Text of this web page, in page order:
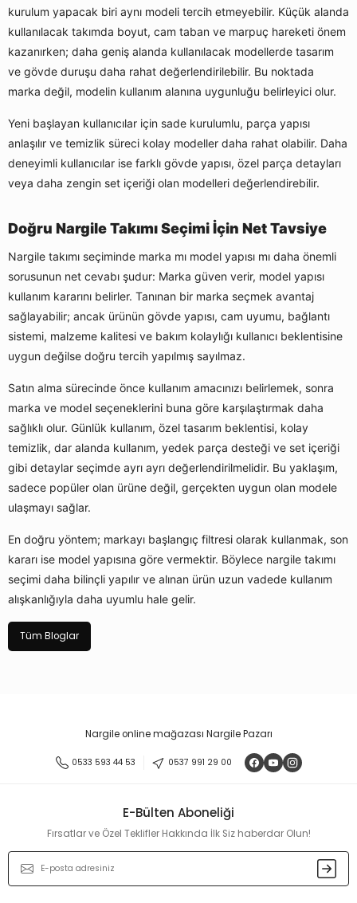
kurulum yapacak biri aynı modeli tercih etmeyebilir. Küçük alanda
kullanılacak takımda boyut, cam taban ve marpuç hareketi önem
kazanırken; daha geniş alanda kullanılacak modellerde tasarım
ve gövde duruşu daha rahat değerlendirilebilir. Bu noktada
marka değil, modelin kullanım alanına uygunluğu belirleyici olur.
Yeni başlayan kullanıcılar için sade kurulumlu, parça yapısı
anlaşılır ve temizlik süreci kolay modeller daha rahat olabilir. Daha
deneyimli kullanıcılar ise farklı gövde yapısı, özel parça detayları
veya daha zengin set içeriği olan modelleri değerlendirebilir.
Doğru Nargile Takımı Seçimi İçin Net Tavsiye
Nargile takımı seçiminde marka mı model yapısı mı daha önemli
sorusunun net cevabı şudur: Marka güven verir, model yapısı
kullanım kararını belirler. Tanınan bir marka seçmek avantaj
sağlayabilir; ancak ürünün gövde yapısı, cam uyumu, bağlantı
sistemi, malzeme kalitesi ve bakım kolaylığı kullanıcı beklentisine
uygun değilse doğru tercih yapılmış sayılmaz.
Satın alma sürecinde önce kullanım amacınızı belirlemek, sonra
marka ve model seçeneklerini buna göre karşılaştırmak daha
sağlıklı olur. Günlük kullanım, özel tasarım beklentisi, kolay
temizlik, dar alanda kullanım, yedek parça desteği ve set içeriği
gibi detaylar seçimde ayrı ayrı değerlendirilmelidir. Bu yaklaşım,
sadece popüler olan ürüne değil, gerçekten uygun olan modele
ulaşmayı sağlar.
En doğru yöntem; markayı başlangıç filtresi olarak kullanmak, son
kararı ise model yapısına göre vermektir. Böylece nargile takımı
seçimi daha bilinçli yapılır ve alınan ürün uzun vadede kullanım
alışkanlığıyla daha uyumlu hale gelir.
Tüm Bloglar
Nargile online mağazası Nargile Pazarı
0533 593 44 53 0537 991 29 00
E-Bülten Aboneliği
Fırsatlar ve Özel Teklifler Hakkında İlk Siz haberdar Olun!